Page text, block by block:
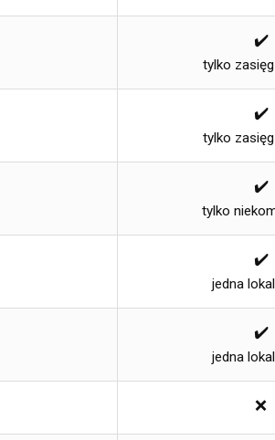
✔️
tylko
✔️
tylko
✔️
tylko
✔️
jedna
✔️
jedna
❌